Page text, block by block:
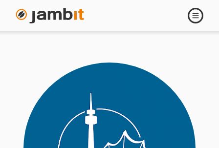
öffnen